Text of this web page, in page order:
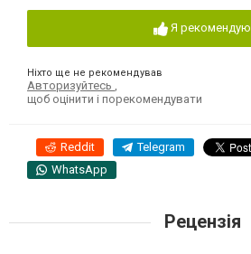
Я рекомендую
Ніхто ще не рекомендував
Авторизуйтесь
щоб оцінити і порекомендувати
Reddit Telegram
WhatsApp
Рецензія